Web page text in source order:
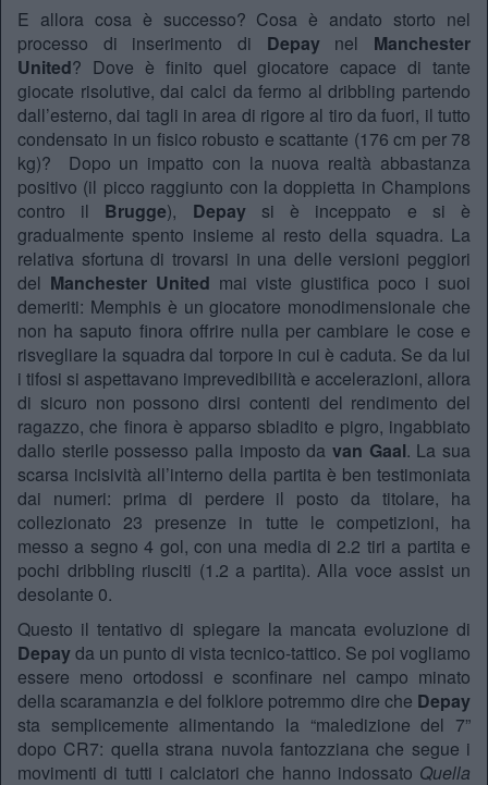
E allora cosa è successo? Cosa è andato storto nel
processo di inserimento di Depaynel Manchester
United? Dove è finito quel giocatore capace di tante
giocate risolutive, dai calci da fermo al dribbling partendo
dall’esterno, dai tagli in area di rigore al tiro da fuori, il tutto
condensato in un fisico robusto e scattante (176 cm per 78
kg)? Dopo un impatto con la nuova realtà abbastanza
positivo (il picco raggiunto con la doppietta in Champions
contro il Brugge), Depaysi è inceppato e si è
gradualmente spento insieme al resto della squadra. La
relativa sfortuna di trovarsi in una delle versioni peggiori
del Manchester United mai viste giustifica poco i suoi
demeriti: Memphis è un giocatore monodimensionale che
non ha saputo finora offrire nulla per cambiare le cose e
risvegliare la squadra dal torpore in cui è caduta. Se da lui
i tifosi si aspettavano imprevedibilità e accelerazioni, allora
di sicuro non possono dirsi contenti del rendimento del
ragazzo, che finora è apparso sbiadito e pigro, ingabbiato
dallo sterile possesso palla imposto da van Gaal. La sua
scarsa incisività all’interno della partita è ben testimoniata
dai numeri: prima di perdere il posto da titolare, ha
collezionato 23 presenze in tutte le competizioni, ha
messo a segno 4 gol, con una media di 2.2 tiri a partita e
pochi dribbling riusciti (1.2 a partita). Alla voce assist un
desolante 0.
Questo il tentativo di spiegare la mancata evoluzione di
Depayda un punto di vista tecnico-tattico. Se poi vogliamo
essere meno ortodossi e sconfinare nel campo minato
della scaramanzia e del folklore potremmo dire che Depay
sta semplicemente alimentando la “maledizione del 7”
dopo CR7: quella strana nuvola fantozziana che segue i
movimenti di tutti i calciatori che hanno indossato Quella